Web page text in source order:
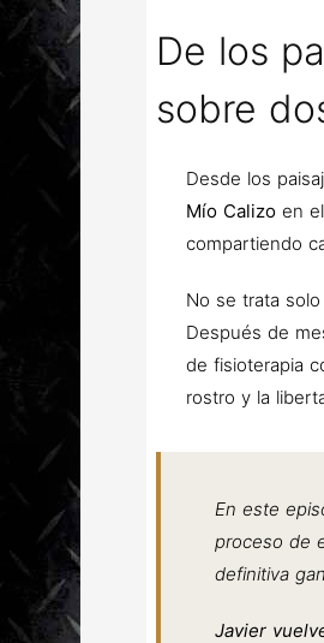
De los
sobre
Desde los
Mío Calizo en
compartiendo
No se trata
Después de
de fisioterapia
rostro y la
En este
proceso de
definitiva
Javier